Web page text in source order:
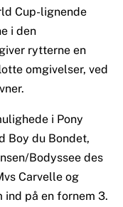
Cup-lignende
i den
rytterne en
omgivelser, ved
i Pony
Boy du Bondet,
Bodyssee des
Carvelle og
ind på en fornem 3.